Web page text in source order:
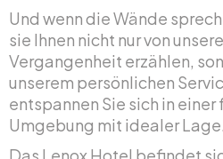
Und wenn die Wände
sie Ihnen nicht nur von
Vergangenheit erzählen,
unserem persönlichen
entspannen Sie sich in
Umgebung mit idealer Lage.